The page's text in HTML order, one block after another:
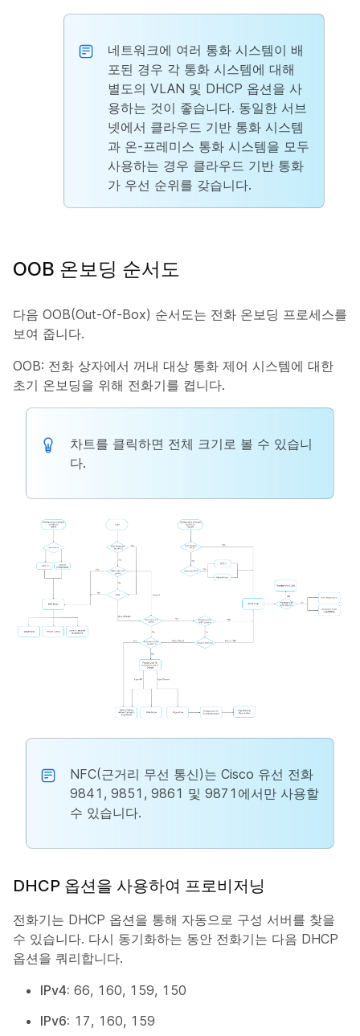
네트워크에 여러 통화 시스템이 배
포된 경우 각 통화 시스템에 대해
별도의 VLAN 및 DHCP 옵션을 사
용하는 것이 좋습니다. 동일한 서브
넷에서 클라우드 기반 통화 시스템
과 온-프레미스 통화 시스템을 모두
사용하는 경우 클라우드 기반 통화
가 우선 순위를 갖습니다.
OOB 온보딩 순서도
다음 OOB(Out-Of-Box) 순서도는 전화 온보딩 프로세스를
보여 줍니다.
OOB: 전화 상자에서 꺼내 대상 통화 제어 시스템에 대한
초기 온보딩을 위해 전화기를 켭니다.
차트를 클릭하면 전체 크기로 볼 수 있습니
다.
NFC(근거리 무선 통신)는 Cisco 유선 전화
9841, 9851, 9861 및 9871에서만 사용할
수 있습니다.
DHCP 옵션을 사용하여 프로비저닝
전화기는 DHCP 옵션을 통해 자동으로 구성 서버를 찾을
수 있습니다. 다시 동기화하는 동안 전화기는 다음 DHCP
옵션을 쿼리합니다.
IPv4: 66, 160, 159, 150
IPv6: 17, 160, 159